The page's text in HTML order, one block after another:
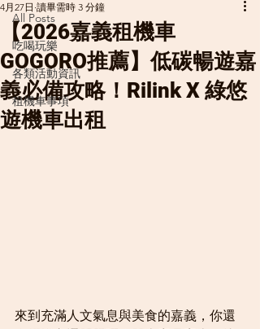
All Posts
吃喝玩樂
各類活動資訊
租機車事項
【2026嘉義租機車
GOGORO推薦】低碳暢遊嘉
義必備攻略！Rilink X 綠悠
遊機車出租
4月27日 讀畢需時 3 分鐘
來到充滿人文氣息與美食的嘉義，你還